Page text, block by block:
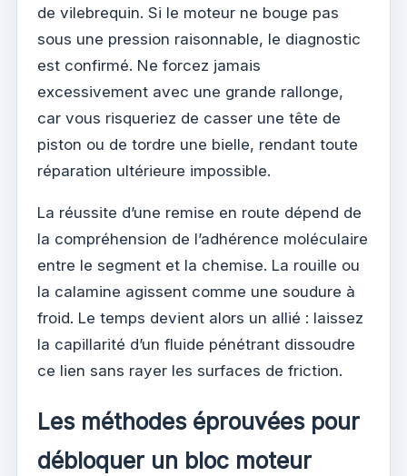
de vilebrequin. Si le moteur ne bouge pas
sous une pression raisonnable, le diagnostic
est confirmé. Ne forcez jamais
excessivement avec une grande rallonge,
car vous risqueriez de casser une tête de
piston ou de tordre une bielle, rendant toute
réparation ultérieure impossible.
La réussite d’une remise en route dépend de
la compréhension de l’adhérence moléculaire
entre le segment et la chemise. La rouille ou
la calamine agissent comme une soudure à
froid. Le temps devient alors un allié : laissez
la capillarité d’un fluide pénétrant dissoudre
ce lien sans rayer les surfaces de friction.
Les méthodes éprouvées pour
débloquer un bloc moteur